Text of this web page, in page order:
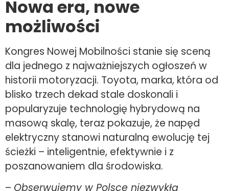
Nowa era, nowe
możliwości
Kongres Nowej Mobilności stanie się sceną
dla jednego z najważniejszych ogłoszeń w
historii motoryzacji. Toyota, marka, która od
blisko trzech dekad stale doskonali i
popularyzuje technologię hybrydową na
masową skalę, teraz pokazuje, że napęd
elektryczny stanowi naturalną ewolucję tej
ścieżki – inteligentnie, efektywnie i z
poszanowaniem dla środowiska.
– Obserwujemy w Polsce niezwykłą